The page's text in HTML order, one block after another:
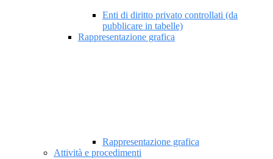
Enti di diritto privato controllati (da
pubblicare in tabelle)
Rappresentazione grafica
Rappresentazione grafica
Attività e procedimenti